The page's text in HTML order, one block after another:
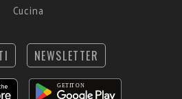
Cucina
NEWSLETTER